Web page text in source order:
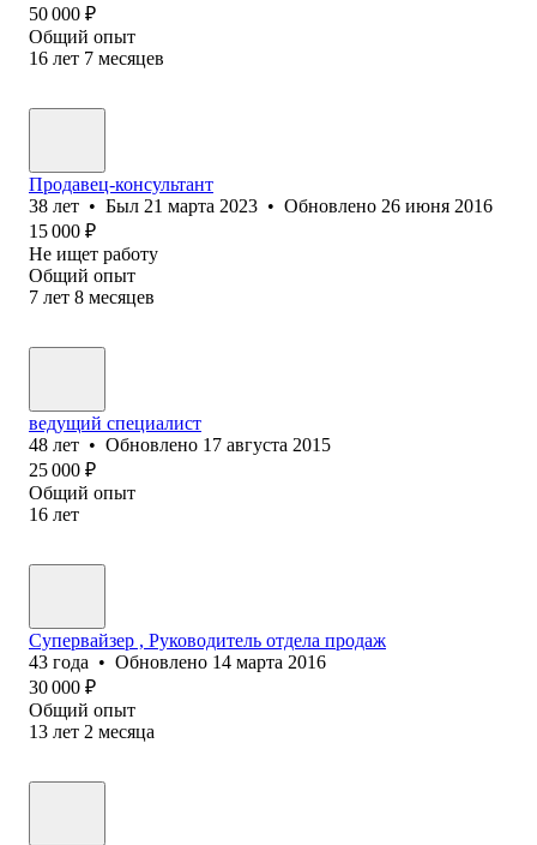
50 000 ₽
Общий опыт
16 лет 7 месяцев
Продавец-консультант
38 лет • Был 21 марта 2023 • Обновлено 26 июня 2016
15 000 ₽
Не ищет работу
Общий опыт
7 лет 8 месяцев
ведущий специалист
48 лет • Обновлено 17 августа 2015
25 000 ₽
Общий опыт
16 лет
Супервайзер , Руководитель отдела продаж
43 года • Обновлено 14 марта 2016
30 000 ₽
Общий опыт
13 лет 2 месяца